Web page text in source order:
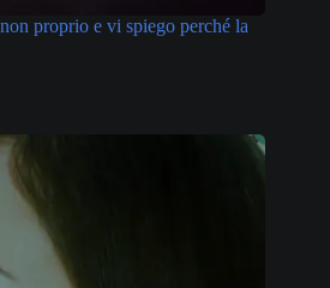
proprio e vi spiego perché la